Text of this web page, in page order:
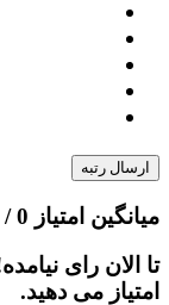
ارسال رتبه
میانگین امتیاز 0/ 5. تعداد آرا:
تا الان رای
امتیاز می دهید.